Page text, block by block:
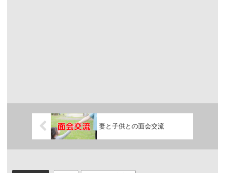
妻と子供との面会交流